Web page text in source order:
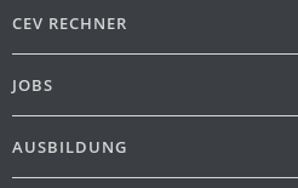
CEV RECHNER
JOBS
AUSBILDUNG